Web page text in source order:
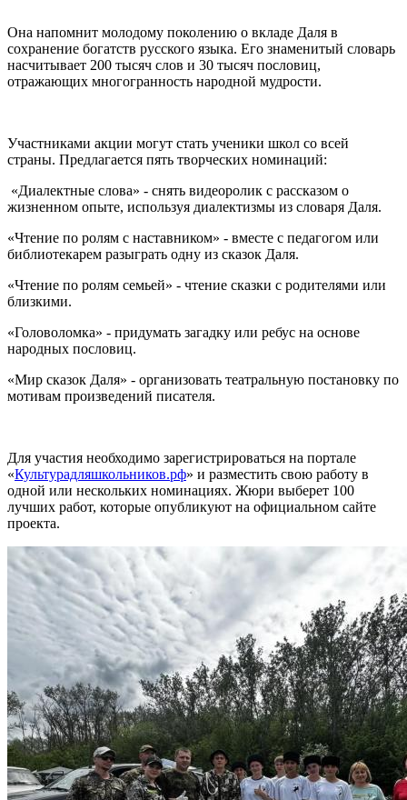
Она напомнит молодому поколению о вкладе Даля в
сохранение богатств русского языка. Его знаменитый словарь
насчитывает 200 тысяч слов и 30 тысяч пословиц,
отражающих многогранность народной мудрости.
Участниками акции могут стать ученики школ со всей
страны. Предлагается пять творческих номинаций:
«Диалектные слова» - снять видеоролик с рассказом о
жизненном опыте, используя диалектизмы из словаря Даля.
«Чтение по ролям с наставником» - вместе с педагогом или
библиотекарем разыграть одну из сказок Даля.
«Чтение по ролям семьей» - чтение сказки с родителями или
близкими.
«Головоломка» - придумать загадку или ребус на основе
народных пословиц.
«Мир сказок Даля» - организовать театральную постановку по
мотивам произведений писателя.
Для участия необходимо зарегистрироваться на портале
«Культурадляшкольников.рф» и разместить свою работу в
одной или нескольких номинациях. Жюри выберет 100
лучших работ, которые опубликуют на официальном сайте
проекта.